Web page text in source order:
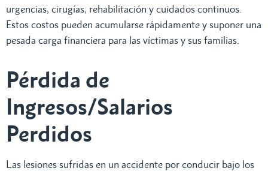
urgencias, cirugías, rehabilitación y cuidados continuos.
Estos costos pueden acumularse rápidamente y suponer una
pesada carga financiera para las víctimas y sus familias.
Pérdida de
Ingresos/Salarios
Perdidos
Las lesiones sufridas en un accidente por conducir bajo los